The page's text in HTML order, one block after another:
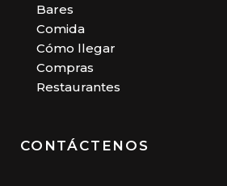
Bares
Comida
Cómo llegar
Compras
Restaurantes
CONTÁCTENOS